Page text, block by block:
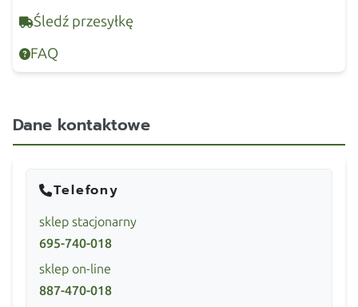
Śledź przesyłkę
FAQ
Dane kontaktowe
Telefony
sklep stacjonarny
695-740-018
sklep on-line
887-470-018